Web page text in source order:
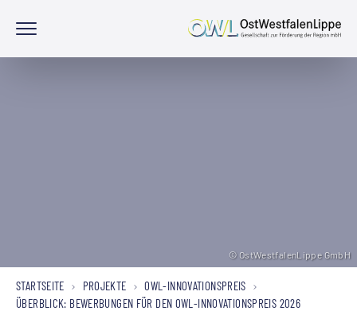
© OstWestfalenLippe GmbH
© OstWestfalenLippe GmbH
© OstWestfalenLippe GmbH
STARTSEITE PROJEKTE
OWL-INNOVATIONSPREIS
ÜBERBLICK: BEWERBUNGEN FÜR DEN OWL-INNOVATIONSPREIS 2026